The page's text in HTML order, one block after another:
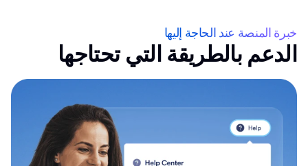
خبرة المنصة عند الحاجة إليها
الدعم بالطريقة التي تحتاجها